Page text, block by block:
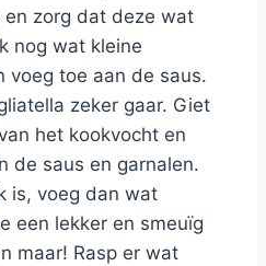
zorg dat deze wat
nog wat kleine
voeg toe aan de saus.
zeker gaar. Giet
het kookvocht en
de saus en garnalen.
is, voeg dan wat
een lekker en smeuïg
maar! Rasp er wat